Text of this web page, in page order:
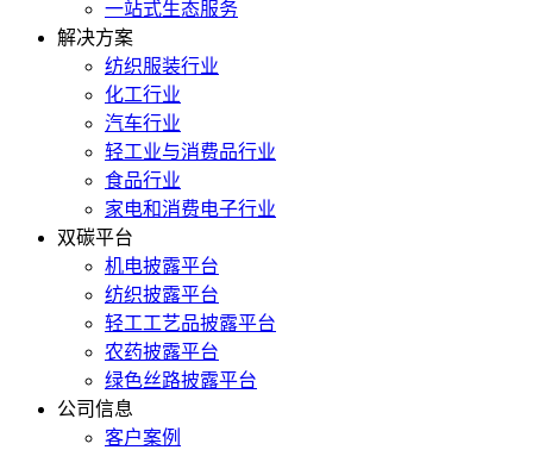
一站式生态服务
解决方案
纺织服装行业
化工行业
汽车行业
轻工业与消费品行业
食品行业
家电和消费电子行业
双碳平台
机电披露平台
纺织披露平台
轻工工艺品披露平台
农药披露平台
绿色丝路披露平台
公司信息
客户案例